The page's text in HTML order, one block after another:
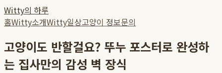
Witty의 하루
홈Witty소개Witty일상고양이 정보문의
고양이도 반할걸요? 뚜누 포스터로 완성하
는 집사만의 감성 벽 장식